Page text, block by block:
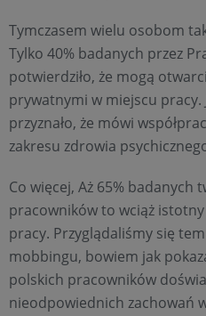
Tymczasem wielu osobom
Tylko 40% badanych przez
potwierdziło, że mogą
prywatnymi w miejscu pracy.
przyznało, że mówi
zakresu zdrowia
Co więcej, Aż 65% badanych
pracowników to wciąż
pracy. Przyglądaliśmy się
mobbingu, bowiem jak
polskich pracowników
nieodpowiednich zachowań